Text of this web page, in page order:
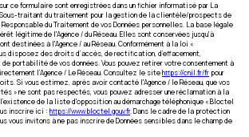
ce formulaire sont enregistrées dans un fichier informatisé par La
traitant du traitement pour la gestion de la clientèle/prospects de
Responsable du Traitement de vos Données personnelles. La base légale
légitime de l'Agence / du Réseau. Elles sont conservées jusqu'à
destinées à l'Agence / au Réseau. Conformément à la loi «
disposez des droits d’accès, de rectification, d’effacement,
portabilité de vos données. Vous pouvez retirer votre consentement à
l’Agence / Le Réseau. Consultez le sitehttps://cnil.fr/fr pour
Si vous estimez, après avoir contacté l'Agence / le Réseau, que vos
» ne sont pas respectés, vous pouvez adresser une réclamation à la
l’existence de la liste d'opposition au démarchage téléphonique « Bloctel
inscrire ici : https://www.bloctel.gouv.fr. Dans le cadre de la protection
vous invitons à ne pas inscrire de Données sensibles dans le champ de